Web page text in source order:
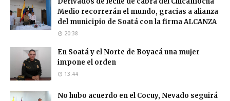
Medio recorrerán el mundo, gracias a alianza
del municipio de Soatá con la firma ALCANZA
20:38
En Soatá y el Norte de Boyacá una mujer
impone el orden
13:44
No hubo acuerdo en el Cocuy, Nevado seguirá